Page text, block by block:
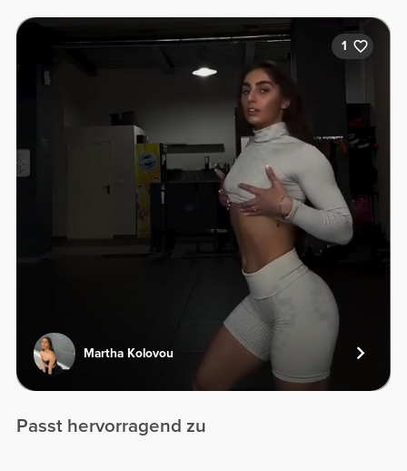
1
Martha Kolovou
Passt hervorragend zu